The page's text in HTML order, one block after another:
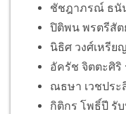
ชัชฎาภรณ์ ธนั
ปิติพน พรตรีสั
นิธิศ วงศ์เหรีย
อัครัช จิตตะศิริ
ณธษา เวชประ
กิติกร โพธิ์ปี รั